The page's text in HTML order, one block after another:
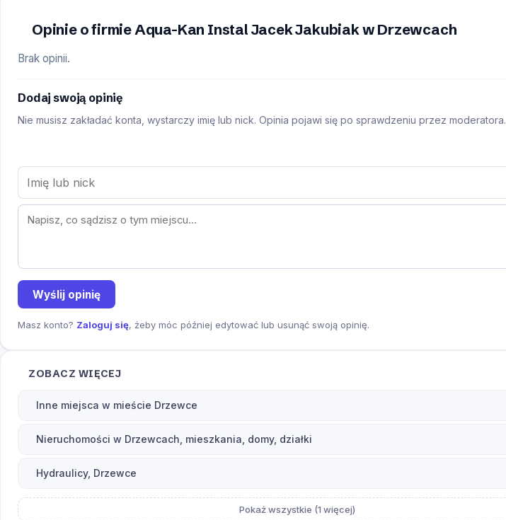
Opinie o firmie Aqua-Kan Instal Jacek Jakubiak w Drzewcach
Brak opinii.
Dodaj swoją opinię
Nie musisz zakładać konta, wystarczy imię lub nick. Opinia pojawi się po sprawdzeniu przez moderatora.
Wyślij opinię
Masz konto? Zaloguj się, żeby móc później edytować lub usunąć swoją opinię.
ZOBACZ WIĘCEJ
Inne miejsca w mieście Drzewce
Nieruchomości w Drzewcach, mieszkania, domy, działki
Hydraulicy, Drzewce
Pokaż wszystkie (1 więcej)